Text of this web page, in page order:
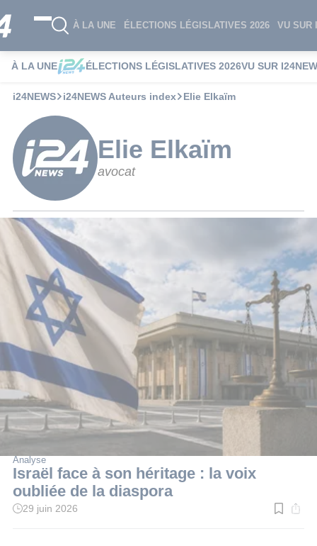
À LA UNE ÉLECTIONS LÉGISLATIVES 2026 VU SUR
À LA UNE ÉLECTIONS LÉGISLATIVES 2026VU SUR
i24NEWS i24NEWS Auteurs index Elie Elkaïm
Elie Elkaïm
avocat
Analyse
Israël face à son héritage : la voix
oubliée de la diaspora
Temps
29 juin 2026